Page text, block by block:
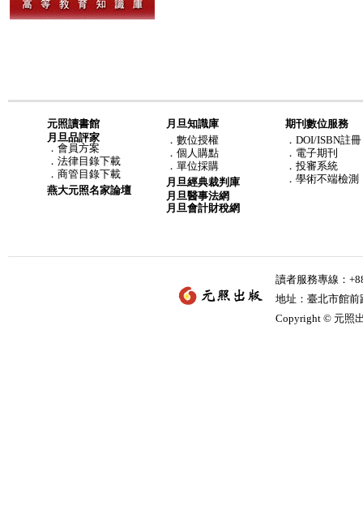
元照讀書館
月旦品評家
． 會員方案
． 法律目錄下載
． 商管目錄下載
燕大元照名家論壇
月旦知識庫
． 數位授權
． 個人購點
． 單位採購
月旦經典裁判庫
月旦醫事法網
月旦會計財稅網
期刊數位服務
．DOI/ISBN註冊
．電子期刊
．投審系統
．學術不端檢測
讀者服務專線：
地址：臺北市館
Copyright © 元照